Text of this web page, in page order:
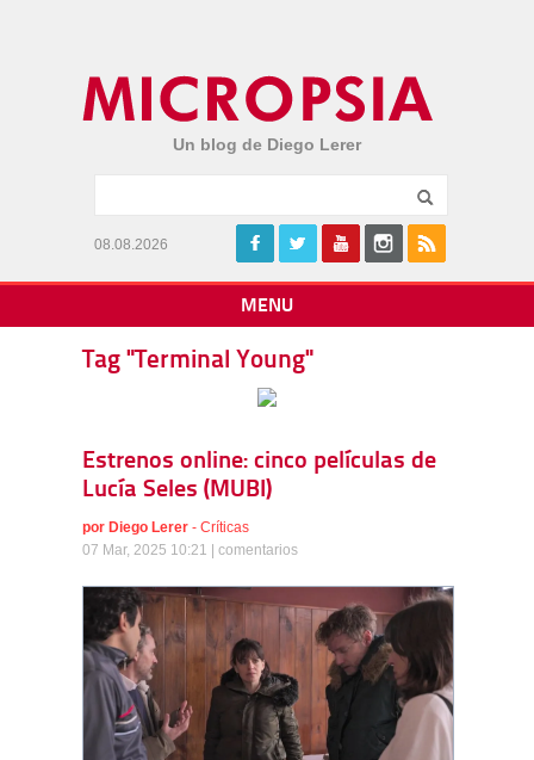
Un blog de Diego Lerer
08.08.2026
MENU
Tag "Terminal Young"
Estrenos online: cinco películas de
Lucía Seles (MUBI)
por Diego Lerer - Críticas
07 Mar, 2025 10:21 | comentarios